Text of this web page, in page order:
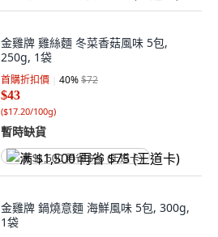
金雞牌 雞絲麵 冬菜香菇風味 5包,
250g, 1袋
首購折扣價 40%$72
$43
($17.20/100g)
暫時缺貨
满 $1,500 再省 $75 (王道卡)
金雞牌 鍋燒意麵 海鮮風味 5包, 300g,
1袋